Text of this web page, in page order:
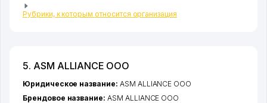
Рубрики, к которым относится организация
5. ASM ALLIANCE ООО
Юридическое название: ASM ALLIANCE ООО
Брендовое название: ASM ALLIANCE ООО